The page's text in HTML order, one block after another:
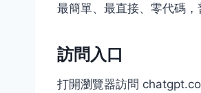
最簡單、最直接、零代碼，
訪問入口
打開瀏覽器訪問